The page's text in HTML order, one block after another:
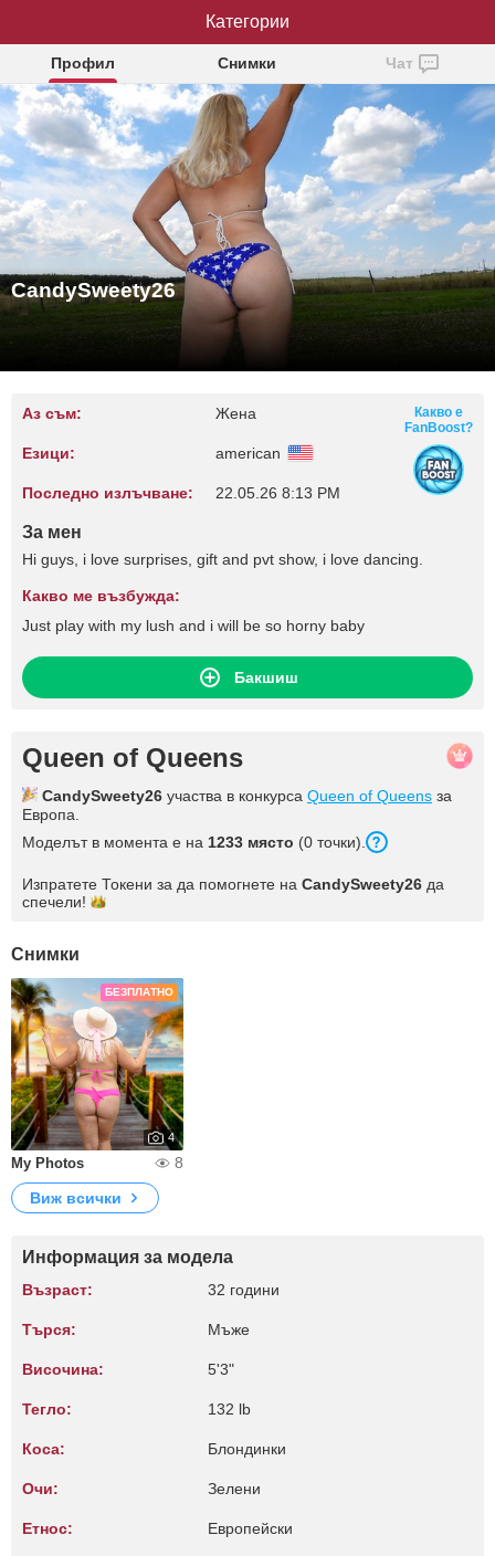
CandySweety26
Профил Снимки Чат
CandySweety26
Аз съм: Жена
Езици: american
Последно излъчване: 22.05.26 8:13 PM
Какво е
FanBoost?
За мен
Hi guys, i love surprises, gift and pvt show, i love dancing.
Какво ме възбужда:
Just play with my lush and i will be so horny baby
Бакшиш
Queen of Queens
CandySweety26 участва в конкурса Queen of Queens за
Европа.
Моделът в момента е на 1233 място (0 точки).
Изпратете Токени за да помогнете на CandySweety26 да
спечели!
Снимки
БЕЗПЛАТНО
4
My Photos
8
Виж всички
Информация за модела
Възраст: 32 години
Търся: Мъже
Височина: 5'3"
Тегло: 132 lb
Коса: Блондинки
Очи: Зелени
Етнос: Европейски
Категории